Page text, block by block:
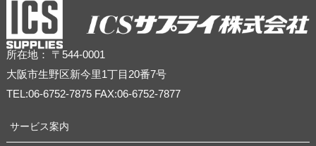
所在地： 〒544-0001
大阪市生野区新今里1丁目20番7号
TEL:06-6752-7875 FAX:06-6752-7877
サービス案内